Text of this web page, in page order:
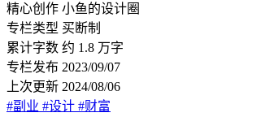
精心创作 小鱼的设计圈
专栏类型 买断制
累计字数 约 1.8 万字
专栏发布 2023/09/07
上次更新 2024/08/06
#副业 #设计 #财富